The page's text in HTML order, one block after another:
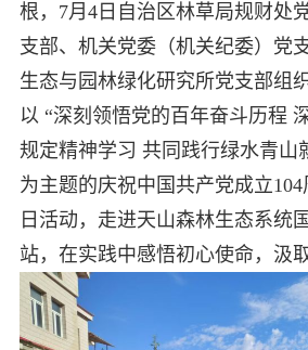
根，7月4日自治区林草局规财处
支部、机关党委（机关纪委）党
生态与园林绿化研究所党支部组
以 “深刻领悟党的百年奋斗历程
规定精神学习 共同践行绿水青山
为主题的庆祝中国共产党成立
日活动，走进天山森林生态系统
站，在实践中感悟初心使命，汲